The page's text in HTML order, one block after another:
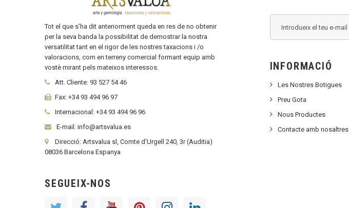
Tot el que s'ha dit anteriorment queda en res de no obtenir
per la seva banda la possibilitat de demostrar la nostra
versatilitat tant en el rigor de les nostres taxacions i /o
valoracions, com en terreny comercial formant equip amb
vostè mirant pels mateixos interessos.
Att. Cliente: 93 527 54 46
Fax: +34 93 494 96 97
Internacional: +34 93 494 96 96
E-mail: info@artsvalua.es
Direcció: Artsvalua sl, Comte d'Urgell 240, 3r (Auditia)
08036 Barcelona Espanya
SEGUEIX-NOS
INFORMACIÓ
Les Nostres Botigues
Preu Gota
Nous Productes
Contacte amb nosaltres